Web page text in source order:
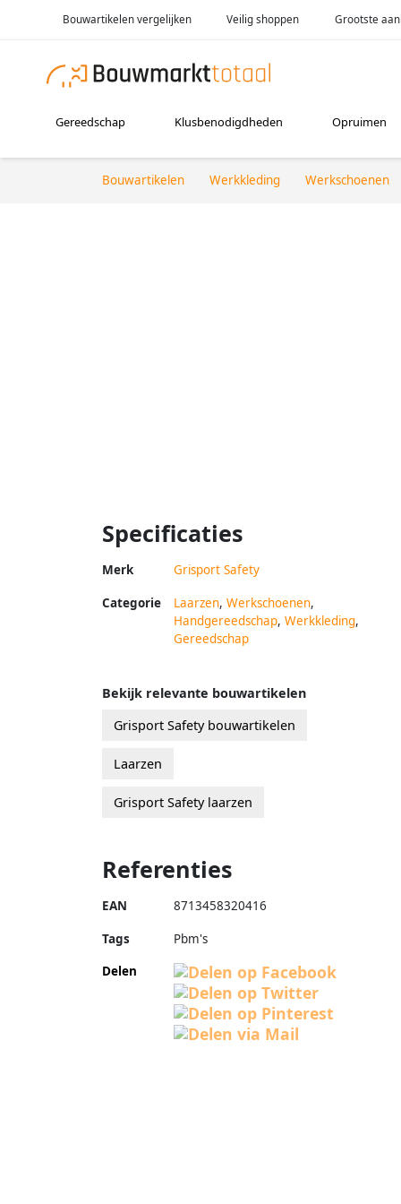
Bouwartikelen vergelijken Veilig shoppen Grootste
Gereedschap Klusbenodigdheden Opruimen
Bouwartikelen Werkkleding Werkschoenen
Specificaties
Merk Grisport Safety
Categorie Laarzen, Werkschoenen,
Handgereedschap, Werkkleding,
Gereedschap
Bekijk relevante bouwartikelen
Grisport Safety bouwartikelen
Laarzen
Grisport Safety laarzen
Referenties
EAN 8713458320416
Tags
Pbm's
Delen